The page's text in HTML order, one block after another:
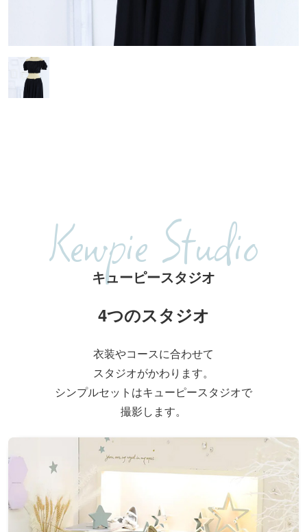
Kewpie Studio
キューピースタジオ
4つのスタジオ
衣装やコースに合わせて
スタジオがかわります。
シンプルセットはキューピースタジオで
撮影します。